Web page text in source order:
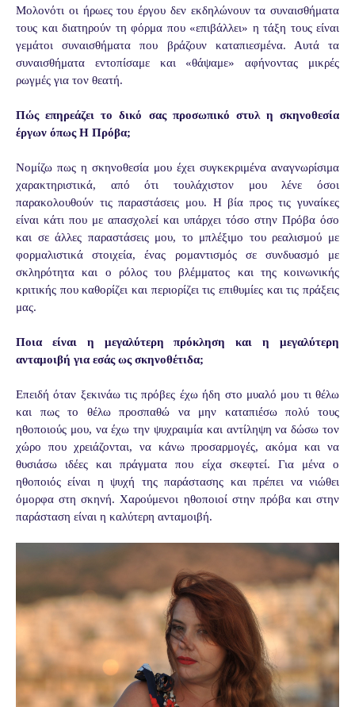
Μολονότι οι ήρωες του έργου δεν εκδηλώνουν τα συναισθήματα
τους και διατηρούν τη φόρμα που «επιβάλλει» η τάξη τους είναι
γεμάτοι συναισθήματα που βράζουν καταπιεσμένα. Αυτά τα
συναισθήματα εντοπίσαμε και «θάψαμε» αφήνοντας μικρές
ρωγμές για τον θεατή.
Πώς επηρεάζει το δικό σας προσωπικό στυλ η σκηνοθεσία
έργων όπως Η Πρόβα;
Νομίζω πως η σκηνοθεσία μου έχει συγκεκριμένα αναγνωρίσιμα
χαρακτηριστικά, από ότι τουλάχιστον μου λένε όσοι
παρακολουθούν τις παραστάσεις μου. Η βία προς τις γυναίκες
είναι κάτι που με απασχολεί και υπάρχει τόσο στην Πρόβα όσο
και σε άλλες παραστάσεις μου, το μπλέξιμο του ρεαλισμού με
φορμαλιστικά στοιχεία, ένας ρομαντισμός σε συνδυασμό με
σκληρότητα και ο ρόλος του βλέμματος και της κοινωνικής
κριτικής που καθορίζει και περιορίζει τις επιθυμίες και τις πράξεις
μας.
Ποια είναι η μεγαλύτερη πρόκληση και η μεγαλύτερη
ανταμοιβή για εσάς ως σκηνοθέτιδα;
Επειδή όταν ξεκινάω τις πρόβες έχω ήδη στο μυαλό μου τι θέλω
και πως το θέλω προσπαθώ να μην καταπιέσω πολύ τους
ηθοποιούς μου, να έχω την ψυχραιμία και αντίληψη να δώσω τον
χώρο που χρειάζονται, να κάνω προσαρμογές, ακόμα και να
θυσιάσω ιδέες και πράγματα που είχα σκεφτεί. Για μένα ο
ηθοποιός είναι η ψυχή της παράστασης και πρέπει να νιώθει
όμορφα στη σκηνή. Χαρούμενοι ηθοποιοί στην πρόβα και στην
παράσταση είναι η καλύτερη ανταμοιβή.